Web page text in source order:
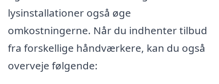
lysinstallationer også øge
omkostningerne. Når du indhenter tilbud
fra forskellige håndværkere, kan du også
overveje følgende: